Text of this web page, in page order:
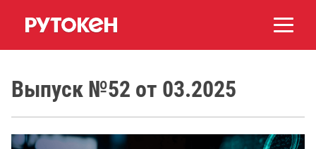
Выпуск №52 от 03.2025